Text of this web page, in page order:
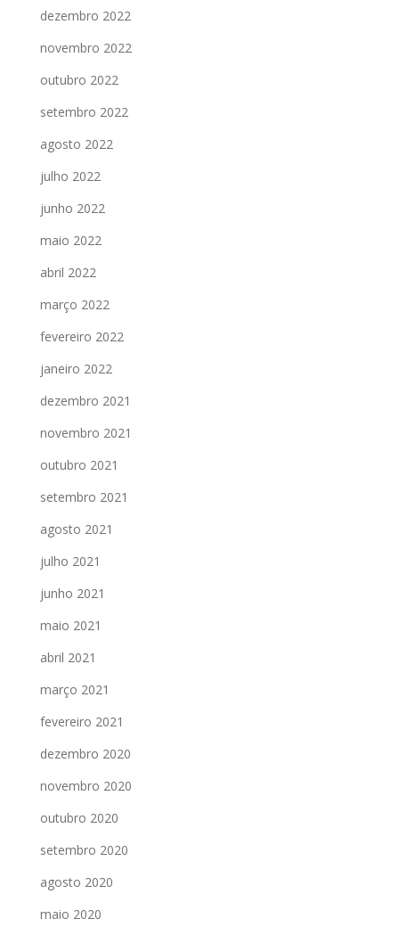
dezembro 2022
novembro 2022
outubro 2022
setembro 2022
agosto 2022
julho 2022
junho 2022
maio 2022
abril 2022
março 2022
fevereiro 2022
janeiro 2022
dezembro 2021
novembro 2021
outubro 2021
setembro 2021
agosto 2021
julho 2021
junho 2021
maio 2021
abril 2021
março 2021
fevereiro 2021
dezembro 2020
novembro 2020
outubro 2020
setembro 2020
agosto 2020
maio 2020